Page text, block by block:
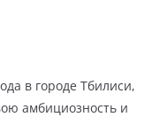
в городе Тбилиси,
амбициозность и